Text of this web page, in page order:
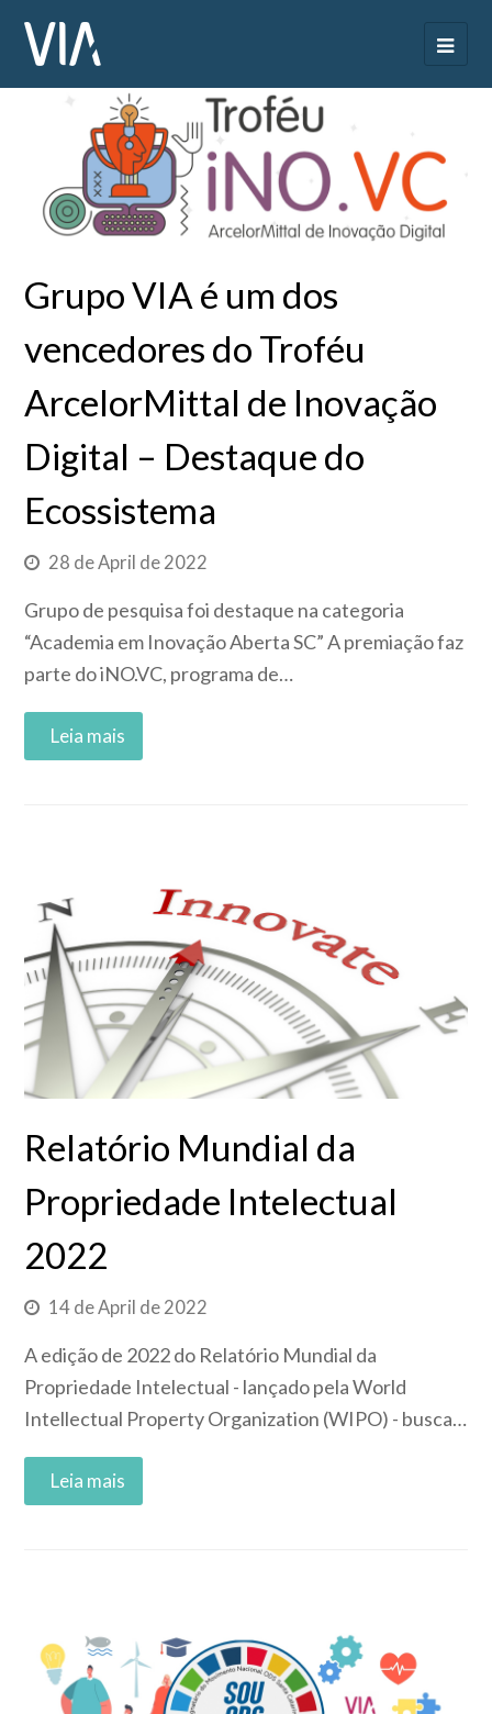
Grupo VIA é um dos
vencedores do Troféu
ArcelorMittal de Inovação
Digital – Destaque do
Ecossistema
28 de April de 2022
Grupo de pesquisa foi destaque na categoria
“Academia em Inovação Aberta SC” A premiação faz
parte do iNO.VC, programa de…
Relatório Mundial da
Propriedade Intelectual
2022
14 de April de 2022
A edição de 2022 do Relatório Mundial da
Propriedade Intelectual - lançado pela World
Intellectual Property Organization (WIPO) - busca…